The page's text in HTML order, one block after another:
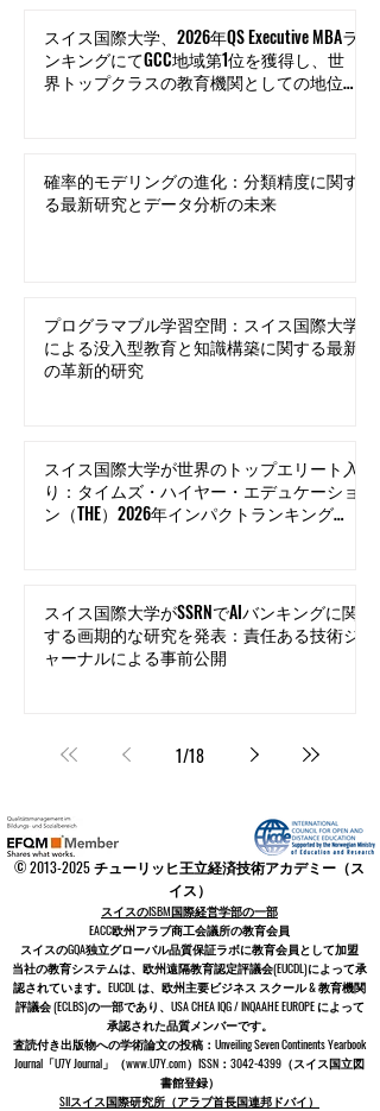
スイス国際大学、2026年QS Executive MBAラ
ンキングにてGCC地域第1位を獲得し、世
界トップクラスの教育機関としての地位を
確率的モデリングの進化：分類精度に関す
る最新研究とデータ分析の未来
プログラマブル学習空間：スイス国際大学
による没入型教育と知識構築に関する最新
の革新的研究
スイス国際大学が世界のトップエリート入
り：タイムズ・ハイヤー・エデュケーショ
ン（THE）2026年インパクトランキングの
スイス国際大学がSSRNでAIバンキングに関
する画期的な研究を発表：責任ある技術ジ
ャーナルによる事前公開
1/18
©2013-2025チューリッヒ王立経済技術アカデミー（ス
イス）
スイスのISBM国際経営学部の一部
EACC欧州アラブ商工会議所の教育会員
スイスのGQA独立グローバル品質保証ラボに教育会員として加盟
当社の教育システムは、欧州遠隔教育認定評議会(EUCDL)によって承
認されています。EUCDL は、 欧州主要ビジネス スクール & 教育機関
評議会 (ECLBS)の一部であり、USA CHEA IQG / INQAAHE EUROPE によって
承認された品質メンバーです。
査読付き出版物への学術論文の投稿：Unveiling Seven Continents Yearbook
Journal「U7Y Journal」（www.U7Y.com）ISSN：3042-4399（スイス国立図
書館登録）
SIIスイス国際研究所（アラブ首長国連邦ドバイ）